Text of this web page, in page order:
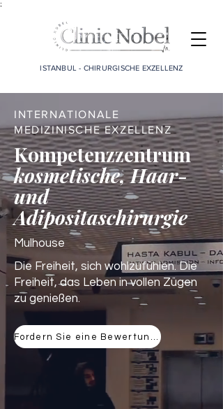
;
ISTANBUL - CHIRURGISCHE EXZELLENZ
INTERNATIONALE
MEDIZINISCHE EXZELLENZ
Kompetenzzentrum
kosmetische, Haar-
und
Adipositaschirurgie
Mulhouse
Die Freiheit, sich wohlzufühlen. Die
Freiheit, das Leben in vollen Zügen
zu genießen.